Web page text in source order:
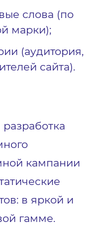
слова (по
марки);
(аудитория,
сайта).
кампании
в яркой и
гамме.